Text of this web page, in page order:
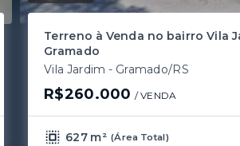
Terreno à Venda no bairro Vila
Gramado
Vila Jardim - Gramado/RS
R$260.000 / VENDA
627 m² (Área Total)